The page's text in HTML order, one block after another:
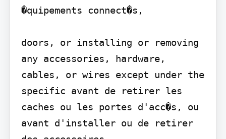
�quipements connect�s,
doors, or installing or removing
any accessories, hardware,
cables, or wires except under the
specific avant de retirer les
caches ou les portes d'acc�s, ou
avant d'installer ou de retirer